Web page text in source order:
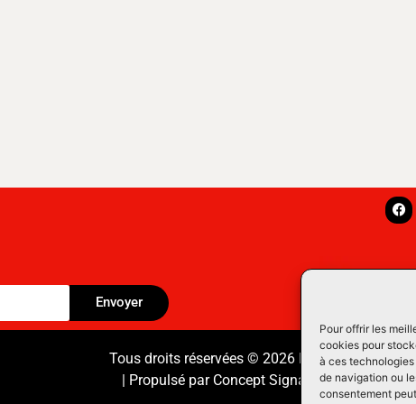
Pour offrir les
cookies pour
à ces
de navigation ou
consentement
Envoyer
Tous droits réservées © 2026 Équipements
| Propulsé par Concept Signature Les Pros du